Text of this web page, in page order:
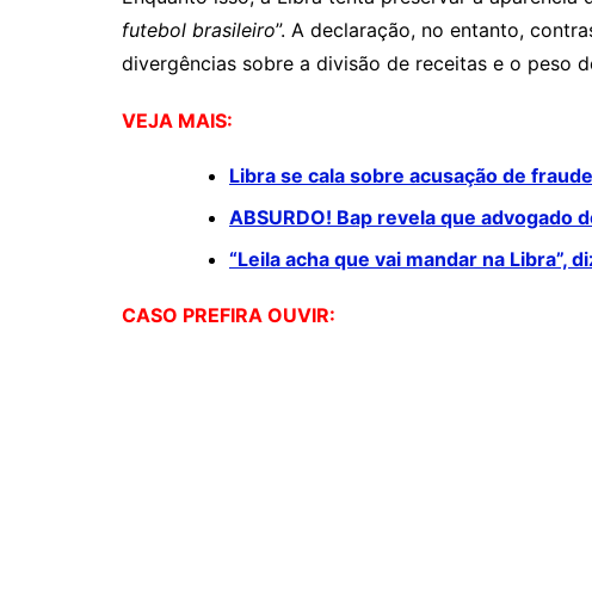
futebol brasileiro”. A declaração, no entanto,
divergências sobre a divisão de receitas e o peso
VEJA MAIS:
Libra se cala sobre acusação de
ABSURDO! Bap revela que advogado
“Leila acha que vai mandar na Libra”,
CASO PREFIRA OUVIR: